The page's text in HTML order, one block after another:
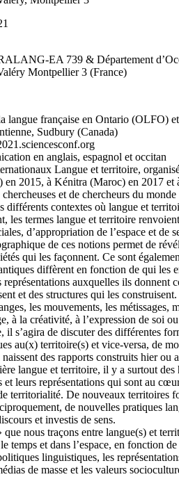
EA 739 & Département
Montpellier 3 (France)
langue française en Ontario (OLFO)
Sudbury (Canada)
en anglais, espagnol et occitan
Langue et territoire,
en 2015, à Kénitra (Maroc) en 2017 et
et de chercheurs du
différents contextes où langue et
les termes langue et territoire
d’appropriation de l’espace et de
de ces notions permet de
qui les façonnent. Ce sont
diffèrent en fonction de qui les
auxquelles ils donnent
et des structures qui les
les mouvements, les métissages,
à la créativité, à l’expression de soi
il s’agira de discuter des différentes
au(x) territoire(s) et vice-versa, de
des rapports construits hier ou
langue et territoire, il y a surtout des
et leurs représentations qui sont au
territorialité. De nouveaux territoires
de nouvelles pratiques
et investis de sens.
nous traçons entre langue(s) et
temps et dans l’espace, en fonction
linguistiques, les
de masse et les valeurs